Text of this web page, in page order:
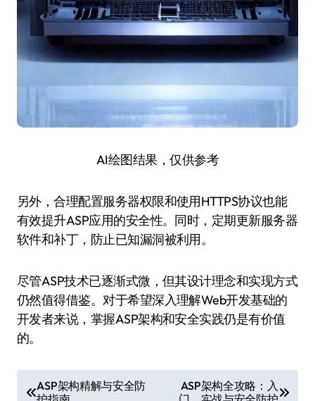
AI绘图结果，仅供参考
另外，合理配置服务器权限和使用HTTPS协议也能
有效提升ASP应用的安全性。同时，定期更新服务器
软件和补丁，防止已知漏洞被利用。
尽管ASP技术已逐渐式微，但其设计理念和实现方式
仍然值得借鉴。对于希望深入理解Web开发基础的
开发者来说，掌握ASP架构和安全实践仍是有价值
的。
ASP架构精解与安全防
ASP架构全攻略：入